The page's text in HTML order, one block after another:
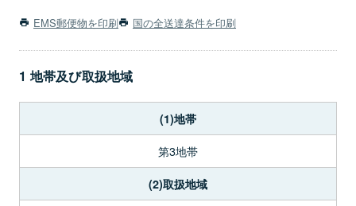
EMS郵便物を印刷 国の全送達条件を印刷
1 地帯及び取扱地域
(1)地帯
第3地帯
(2)取扱地域